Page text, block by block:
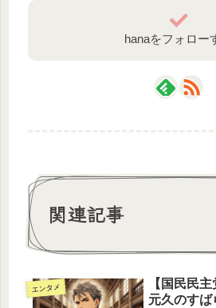
hanaをフォロー
関連記事
エンタメ
【国民民
元久のすば